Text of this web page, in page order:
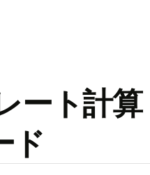
ート計算
ド